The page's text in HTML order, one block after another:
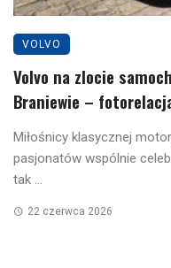
VOLVO
Volvo na zlocie
Braniewie –
Miłośnicy klasycznej
pasjonatów wspólnie
tak ...
22 czerwca 2026